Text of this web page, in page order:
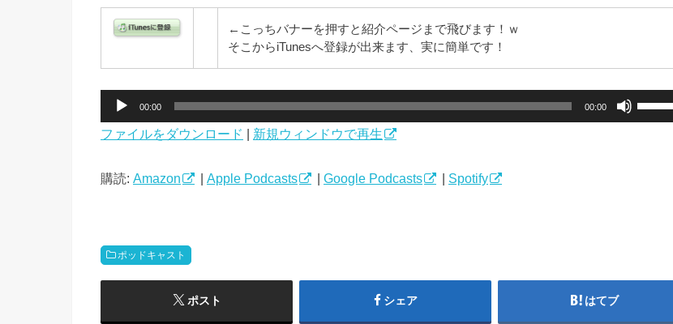
←こっちバナーを押すと紹介ページまで飛びます！ｗ
そこからiTunesへ登録が出来ます、実に簡単です！
プ
ー
00:00 00:00
ファイルをダウンロード | 新規ウィンドウで再生
購読: Amazon | Apple Podcasts | Google Podcasts | Spotify
ポッドキャスト
ポスト シェア はてブ